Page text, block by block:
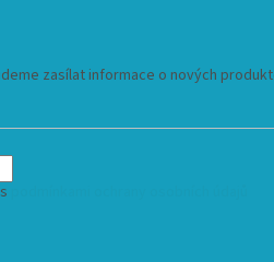
zasílat informace o nových